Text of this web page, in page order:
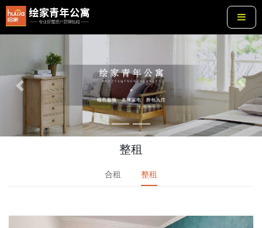
Previous Next
整租
合租 整租